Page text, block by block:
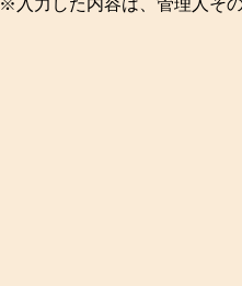
※入力した内容は、管理人そ